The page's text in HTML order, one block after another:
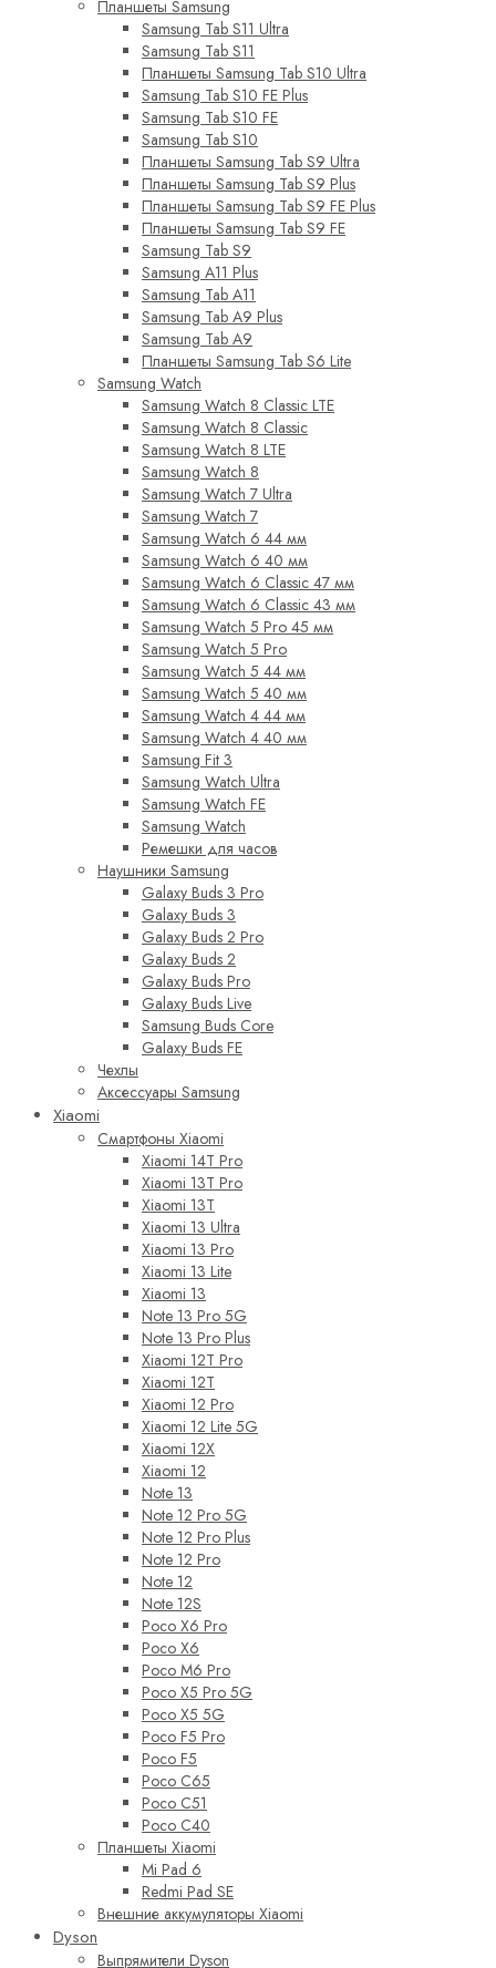
Планшеты Samsung
Samsung Tab S11 Ultra
Samsung Tab S11
Планшеты Samsung Tab S10 Ultra
Samsung Tab S10 FE Plus
Samsung Tab S10 FE
Samsung Tab S10
Планшеты Samsung Tab S9 Ultra
Планшеты Samsung Tab S9 Plus
Планшеты Samsung Tab S9 FE Plus
Планшеты Samsung Tab S9 FE
Samsung Tab S9
Samsung A11 Plus
Samsung Tab A11
Samsung Tab A9 Plus
Samsung Tab A9
Планшеты Samsung Tab S6 Lite
Samsung Watch
Samsung Watch 8 Classic LTE
Samsung Watch 8 Classic
Samsung Watch 8 LTE
Samsung Watch 8
Samsung Watch 7 Ultra
Samsung Watch 7
Samsung Watch 6 44 мм
Samsung Watch 6 40 мм
Samsung Watch 6 Classic 47 мм
Samsung Watch 6 Classic 43 мм
Samsung Watch 5 Pro 45 мм
Samsung Watch 5 Pro
Samsung Watch 5 44 мм
Samsung Watch 5 40 мм
Samsung Watch 4 44 мм
Samsung Watch 4 40 мм
Samsung Fit 3
Samsung Watch Ultra
Samsung Watch FE
Samsung Watch
Ремешки для часов
Наушники Samsung
Galaxy Buds 3 Pro
Galaxy Buds 3
Galaxy Buds 2 Pro
Galaxy Buds 2
Galaxy Buds Pro
Galaxy Buds Live
Samsung Buds Core
Galaxy Buds FE
Чехлы
Аксессуары Samsung
Xiaomi
Смартфоны Xiaomi
Xiaomi 14T Pro
Xiaomi 13T Pro
Xiaomi 13T
Xiaomi 13 Ultra
Xiaomi 13 Pro
Xiaomi 13 Lite
Xiaomi 13
Note 13 Pro 5G
Note 13 Pro Plus
Xiaomi 12T Pro
Xiaomi 12T
Xiaomi 12 Pro
Xiaomi 12 Lite 5G
Xiaomi 12X
Xiaomi 12
Note 13
Note 12 Pro 5G
Note 12 Pro Plus
Note 12 Pro
Note 12
Note 12S
Poco X6 Pro
Poco X6
Poco M6 Pro
Poco X5 Pro 5G
Poco X5 5G
Poco F5 Pro
Poco F5
Poco C65
Poco C51
Poco C40
Планшеты Xiaomi
Mi Pad 6
Redmi Pad SE
Внешние аккумуляторы Xiaomi
Dyson
Выпрямители Dyson